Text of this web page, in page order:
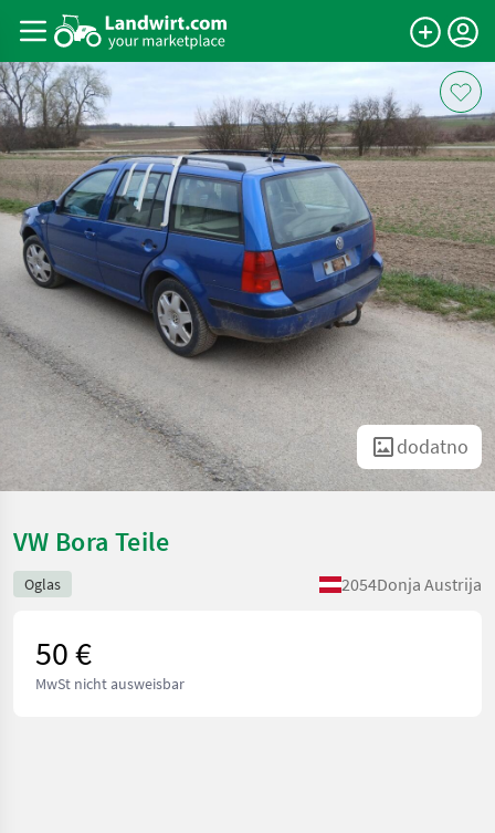
dodatno
VW Bora Teile
Oglas 2054Donja Austrija
50 €
MwSt nicht ausweisbar